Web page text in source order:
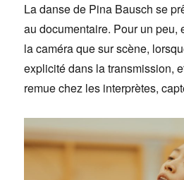
La danse de Pina Bausch se
au documentaire. Pour un peu,
la caméra que sur scène,
explicité dans la transmission,
remue chez les interprètes,